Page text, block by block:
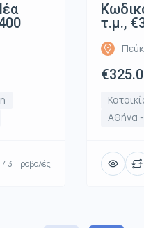
43 Προβολές
τ.μ.,
Αθήνα